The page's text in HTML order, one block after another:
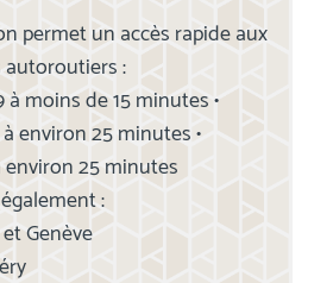
permet un accès rapide aux
autoroutiers :
moins de 15 minutes •
environ 25 minutes •
25 minutes
:
Genève